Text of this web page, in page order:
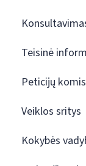
Teisinė
Peticijų
Veiklos sritys
Kokybės